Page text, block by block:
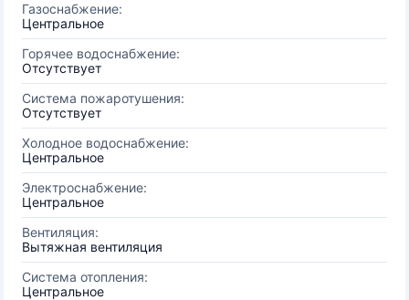
Газоснабжение:
Центральное
Горячее водоснабжение:
Отсутствует
Система пожаротушения:
Отсутствует
Холодное водоснабжение:
Центральное
Электроснабжение:
Центральное
Вентиляция:
Вытяжная вентиляция
Система отопления:
Центральное